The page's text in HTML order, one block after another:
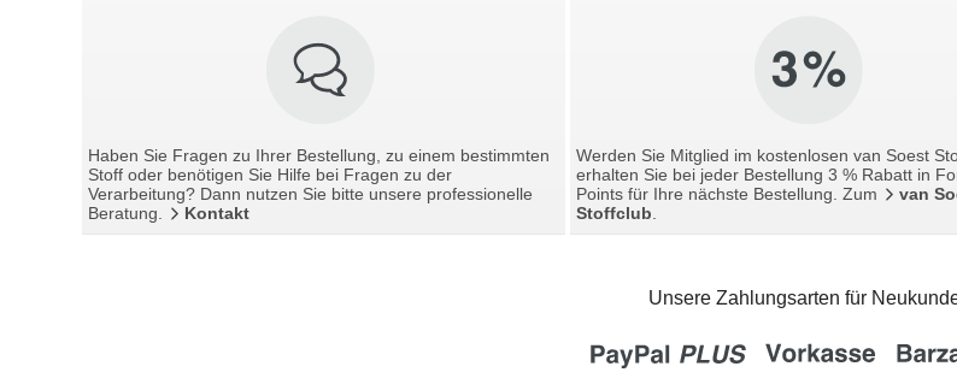
Haben Sie Fragen zu Ihrer Bestellung, zu einem bestimmten
Stoff oder benötigen Sie Hilfe bei Fragen zu der
Verarbeitung? Dann nutzen Sie bitte unsere professionelle
Beratung.
Kontakt
Werden Sie Mitglied im kostenlosen van Soest
erhalten Sie bei jeder Bestellung 3 % Rabatt in
Points für Ihre nächste Bestellung. Zum
van
Stoffclub
Unsere Zahlungsarten für